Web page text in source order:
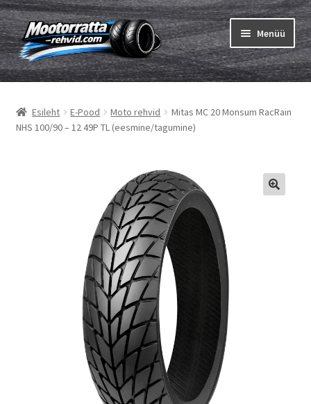
Liigu
navigeerimisele
Liigu
sisu
juurde
Menüü
Rehvid
Ava
Sisekumm
Ava
Ava
Esileht E-Pood Moto rehvid
Mitas MC 20 Monsum RacRain
NHS 100/90 – 12 49P TL (eesmine/tagumine)